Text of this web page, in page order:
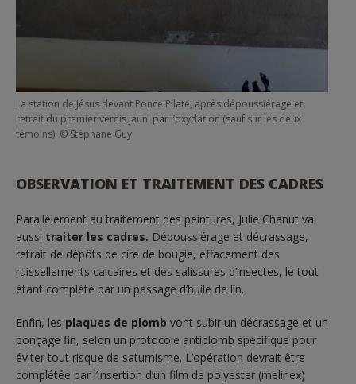
La station de Jésus devant Ponce Pilate, après dépoussiérage et
retrait du premier vernis jauni par l’oxydation (sauf sur les deux
témoins). © Stéphane Guy
OBSERVATION ET TRAITEMENT DES CADRES
Parallèlement au traitement des peintures, Julie Chanut va
aussi traiter les cadres. Dépoussiérage et décrassage,
retrait de dépôts de cire de bougie, effacement des
ruissellements calcaires et des salissures d’insectes, le tout
étant complété par un passage d’huile de lin.
Enfin, les plaques de plomb vont subir un décrassage et un
ponçage fin, selon un protocole antiplomb spécifique pour
éviter tout risque de saturnisme. L’opération devrait être
complétée par l’insertion d’un film de polyester (melinex)